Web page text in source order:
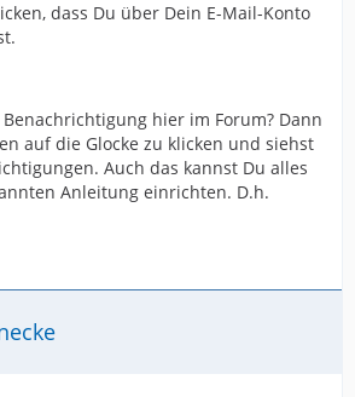
dass Du über Dein E-Mail-Konto
hier im Forum? Dann
auf die Glocke zu klicken und siehst
Auch das kannst Du alles
Anleitung einrichten. D.h.